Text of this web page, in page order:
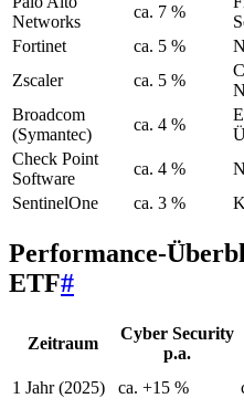
Networks
ca. 7 %
Fortinet
ca. 5 %
Zscaler
ca. 5 %
Broadcom
(Symantec)
ca. 4 %
Check Point
Software
ca. 4 %
SentinelOne
ca. 3 %
Performance-
ETF#
Zeitraum
Cyber Security
p.a.
1 Jahr (2025) ca. +15 %